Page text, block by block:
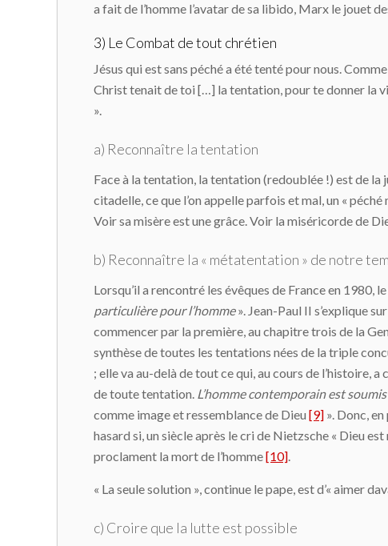
a fait de l’homme l’avatar de sa libido, Marx le jouet
3) Le Combat de tout chrétien
Jésus qui est sans péché a été tenté pour nous.
Christ tenait de toi […] la tentation, pour te donner la
».
a) Reconnaître la tentation
Face à la tentation, la tentation (redoublée !) est de la
citadelle, ce que l’on appelle parfois et mal, un «
Voir sa misère est une grâce. Voir la miséricorde de
b) Reconnaître la « métatentation » de notre
Lorsqu’il a rencontré les évêques de France en 1980,
particulière pour l’homme». Jean-Paul II s’explique
commencer par la première, au chapitre trois de la
synthèse de toutes les tentations nées de la triple
; elle va au-delà de tout ce qui, au cours de l’histoire,
de toute tentation. L’homme contemporain est
comme image et ressemblance de Dieu [9] ». Donc,
hasard si, un siècle après le cri de Nietzsche « Dieu
proclament la mort de l’homme[10].
« La seule solution », continue le pape, est d’« aimer
c) Croire que la lutte est possible